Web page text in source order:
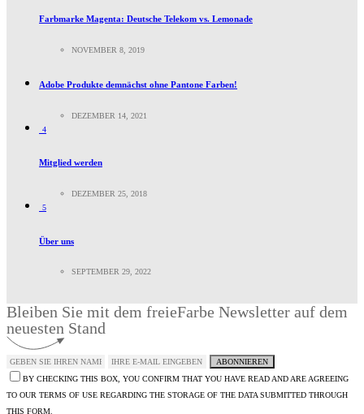
Farbmarke Magenta: Deutsche Telekom vs. Lemonade
NOVEMBER 8, 2019
Adobe Produkte demnächst ohne Pantone Farben!
DEZEMBER 14, 2021
4
Mitglied werden
DEZEMBER 25, 2018
5
Über uns
SEPTEMBER 29, 2022
Bleiben Sie mit dem freieFarbe Newsletter auf dem
neuesten Stand
ABONNIEREN
BY CHECKING THIS BOX, YOU CONFIRM THAT YOU HAVE READ AND ARE AGREEING
TO OUR TERMS OF USE REGARDING THE STORAGE OF THE DATA SUBMITTED THROUGH
THIS FORM.